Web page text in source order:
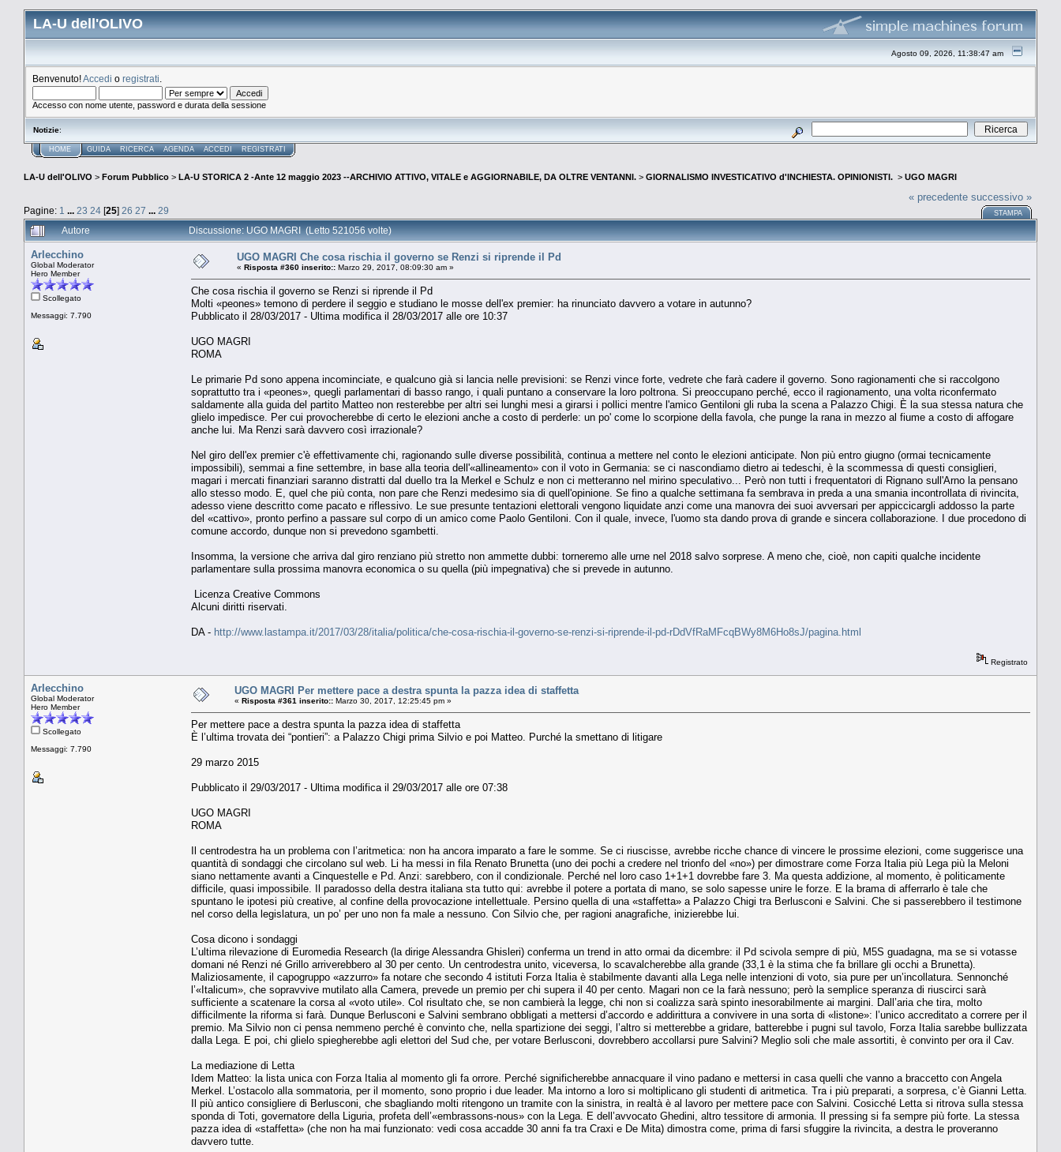
LA-U dell'OLIVO
Agosto 09, 2026, 11:38:47 am
Benvenuto!Accedi o registrati
Accesso con nome utente, password e durata della sessione
Notizie:
HOME GUIDA RICERCA AGENDA ACCEDI REGISTRATI
LA-U dell'OLIVO > Forum Pubblico > LA-U STORICA 2 -Ante 12 maggio 2023 --ARCHIVIO ATTIVO, VITALE e AGGIORNABILE, DA OLTRE VENTANNI. > GIORNALISMO INVESTICATIVO d'INCHIESTA. OPINIONISTI. > UGO MAGRI
Pagine: 1 ... 23 24 [25] 26 27 ... 29
« precedente successivo »
STAMPA
Autore Discussione: UGO MAGRI (Letto 521056 volte)
Arlecchino
Global Moderator
Hero Member
Scollegato
Messaggi: 7.790
UGO MAGRI Che cosa rischia il governo se Renzi si riprende il Pd
« Risposta #360 inserito:: Marzo 29, 2017, 08:09:30 am »
Che cosa rischia il governo se Renzi si riprende il Pd
Molti «peones» temono di perdere il seggio e studiano le mosse dell'ex premier: ha rinunciato davvero a votare in autunno?
Pubblicato il 28/03/2017 - Ultima modifica il 28/03/2017 alle ore 10:37
UGO MAGRI
ROMA
Le primarie Pd sono appena incominciate, e qualcuno già si lancia nelle previsioni: se Renzi vince forte, vedrete che farà cadere il governo. Sono ragionamenti che si raccolgono
soprattutto tra i «peones», quegli parlamentari di basso rango, i quali puntano a conservare la loro poltrona. Si preoccupano perché, ecco il ragionamento, una volta riconfermato
saldamente alla guida del partito Matteo non resterebbe per altri sei lunghi mesi a girarsi i pollici mentre l'amico Gentiloni gli ruba la scena a Palazzo Chigi. È la sua stessa natura che
glielo impedisce. Per cui provocherebbe di certo le elezioni anche a costo di perderle: un po' come lo scorpione della favola, che punge la rana in mezzo al fiume a costo di affogare
anche lui. Ma Renzi sarà davvero così irrazionale?
Nel giro dell'ex premier c'è effettivamente chi, ragionando sulle diverse possibilità, continua a mettere nel conto le elezioni anticipate. Non più entro giugno (ormai tecnicamente
impossibili), semmai a fine settembre, in base alla teoria dell'«allineamento» con il voto in Germania: se ci nascondiamo dietro ai tedeschi, è la scommessa di questi consiglieri,
magari i mercati finanziari saranno distratti dal duello tra la Merkel e Schulz e non ci metteranno nel mirino speculativo... Però non tutti i frequentatori di Rignano sull'Arno la pensano
allo stesso modo. E, quel che più conta, non pare che Renzi medesimo sia di quell'opinione. Se fino a qualche settimana fa sembrava in preda a una smania incontrollata di rivincita,
adesso viene descritto come pacato e riflessivo. Le sue presunte tentazioni elettorali vengono liquidate anzi come una manovra dei suoi avversari per appiccicargli addosso la parte
del «cattivo», pronto perfino a passare sul corpo di un amico come Paolo Gentiloni. Con il quale, invece, l'uomo sta dando prova di grande e sincera collaborazione. I due procedono di
comune accordo, dunque non si prevedono sgambetti.
Insomma, la versione che arriva dal giro renziano più stretto non ammette dubbi: torneremo alle urne nel 2018 salvo sorprese. A meno che, cioè, non capiti qualche incidente
parlamentare sulla prossima manovra economica o su quella (più impegnativa) che si prevede in autunno.
Licenza Creative Commons
Alcuni diritti riservati.
DA - http://www.lastampa.it/2017/03/28/italia/politica/che-cosa-rischia-il-governo-se-renzi-si-riprende-il-pd-rDdVfRaMFcqBWy8M6Ho8sJ/pagina.html
Registrato
Arlecchino
Global Moderator
Hero Member
Scollegato
Messaggi: 7.790
UGO MAGRI Per mettere pace a destra spunta la pazza idea di staffetta
« Risposta #361 inserito:: Marzo 30, 2017, 12:25:45 pm »
Per mettere pace a destra spunta la pazza idea di staffetta
È l’ultima trovata dei “pontieri”: a Palazzo Chigi prima Silvio e poi Matteo. Purché la smettano di litigare
29 marzo 2015
Pubblicato il 29/03/2017 - Ultima modifica il 29/03/2017 alle ore 07:38
UGO MAGRI
ROMA
Il centrodestra ha un problema con l’aritmetica: non ha ancora imparato a fare le somme. Se ci riuscisse, avrebbe ricche chance di vincere le prossime elezioni, come suggerisce una
quantità di sondaggi che circolano sul web. Li ha messi in fila Renato Brunetta (uno dei pochi a credere nel trionfo del «no») per dimostrare come Forza Italia più Lega più la Meloni
siano nettamente avanti a Cinquestelle e Pd. Anzi: sarebbero, con il condizionale. Perché nel loro caso 1+1+1 dovrebbe fare 3. Ma questa addizione, al momento, è politicamente
difficile, quasi impossibile. Il paradosso della destra italiana sta tutto qui: avrebbe il potere a portata di mano, se solo sapesse unire le forze. E la brama di afferrarlo è tale che
spuntano le ipotesi più creative, al confine della provocazione intellettuale. Persino quella di una «staffetta» a Palazzo Chigi tra Berlusconi e Salvini. Che si passerebbero il testimone
nel corso della legislatura, un po’ per uno non fa male a nessuno. Con Silvio che, per ragioni anagrafiche, inizierebbe lui.
Cosa dicono i sondaggi
L’ultima rilevazione di Euromedia Research (la dirige Alessandra Ghisleri) conferma un trend in atto ormai da dicembre: il Pd scivola sempre di più, M5S guadagna, ma se si votasse
domani né Renzi né Grillo arriverebbero al 30 per cento. Un centrodestra unito, viceversa, lo scavalcherebbe alla grande (33,1 è la stima che fa brillare gli occhi a Brunetta).
Maliziosamente, il capogruppo «azzurro» fa notare che secondo 4 istituti Forza Italia è stabilmente davanti alla Lega nelle intenzioni di voto, sia pure per un’incollatura. Sennonché
l’«Italicum», che sopravvive mutilato alla Camera, prevede un premio per chi supera il 40 per cento. Magari non ce la farà nessuno; però la semplice speranza di riuscirci sarà
sufficiente a scatenare la corsa al «voto utile». Col risultato che, se non cambierà la legge, chi non si coalizza sarà spinto inesorabilmente ai margini. Dall’aria che tira, molto
difficilmente la riforma si farà. Dunque Berlusconi e Salvini sembrano obbligati a mettersi d’accordo e addirittura a convivere in una sorta di «listone»: l’unico accreditato a correre per il
premio. Ma Silvio non ci pensa nemmeno perché è convinto che, nella spartizione dei seggi, l’altro si metterebbe a gridare, batterebbe i pugni sul tavolo, Forza Italia sarebbe bullizzata
dalla Lega. E poi, chi glielo spiegherebbe agli elettori del Sud che, per votare Berlusconi, dovrebbero accollarsi pure Salvini? Meglio soli che male assortiti, è convinto per ora il Cav.
La mediazione di Letta
Idem Matteo: la lista unica con Forza Italia al momento gli fa orrore. Perché significherebbe annacquare il vino padano e mettersi in casa quelli che vanno a braccetto con Angela
Merkel. L’ostacolo alla sommatoria, per il momento, sono proprio i due leader. Ma intorno a loro si moltiplicano gli studenti di aritmetica. Tra i più preparati, a sorpresa, c’è Gianni Letta.
Il più antico consigliere di Berlusconi, che sbagliando molti ritengono un tramite con la sinistra, in realtà è al lavoro per mettere pace con Salvini. Cosicché Letta si ritrova sulla stessa
sponda di Toti, governatore della Liguria, profeta dell’«embrassons-nous» con la Lega. E dell’avvocato Ghedini, altro tessitore di armonia. Il pressing si fa sempre più forte. La stessa
pazza idea di «staffetta» (che non ha mai funzionato: vedi cosa accadde 30 anni fa tra Craxi e De Mita) dimostra come, prima di farsi sfuggire la rivincita, a destra le proveranno
davvero tutte.